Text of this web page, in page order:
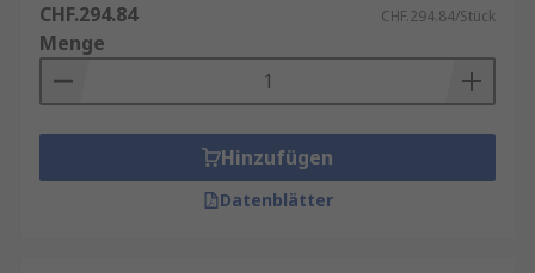
CHF.294.84 CHF.294.84/Stück
Menge
Hinzufügen
Datenblätter